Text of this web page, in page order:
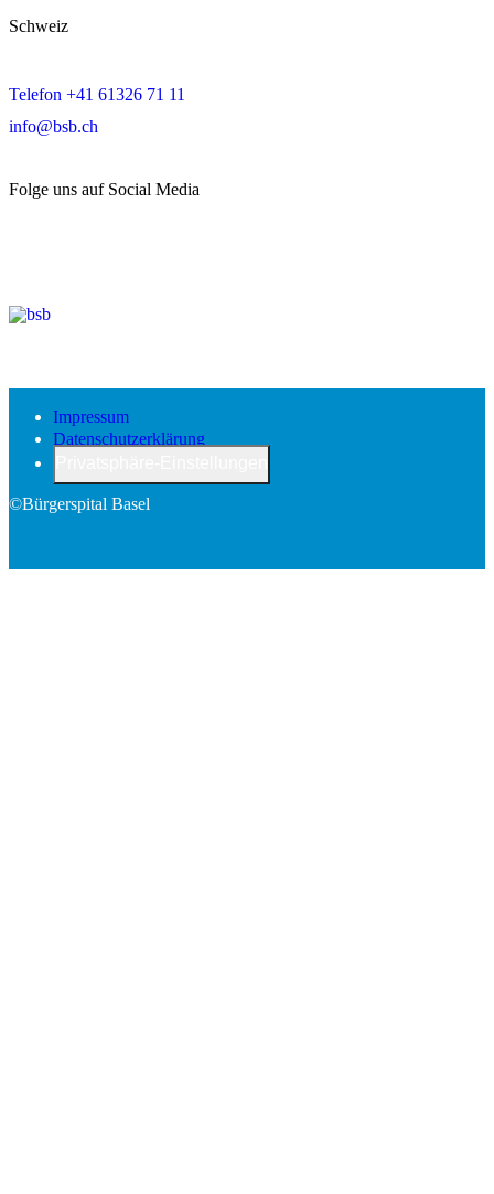
Schweiz
Telefon +41 61326 71 11
info@bsb.ch
Folge uns auf Social Media
Impressum
Datenschutzerklärung
©Bürgerspital Basel